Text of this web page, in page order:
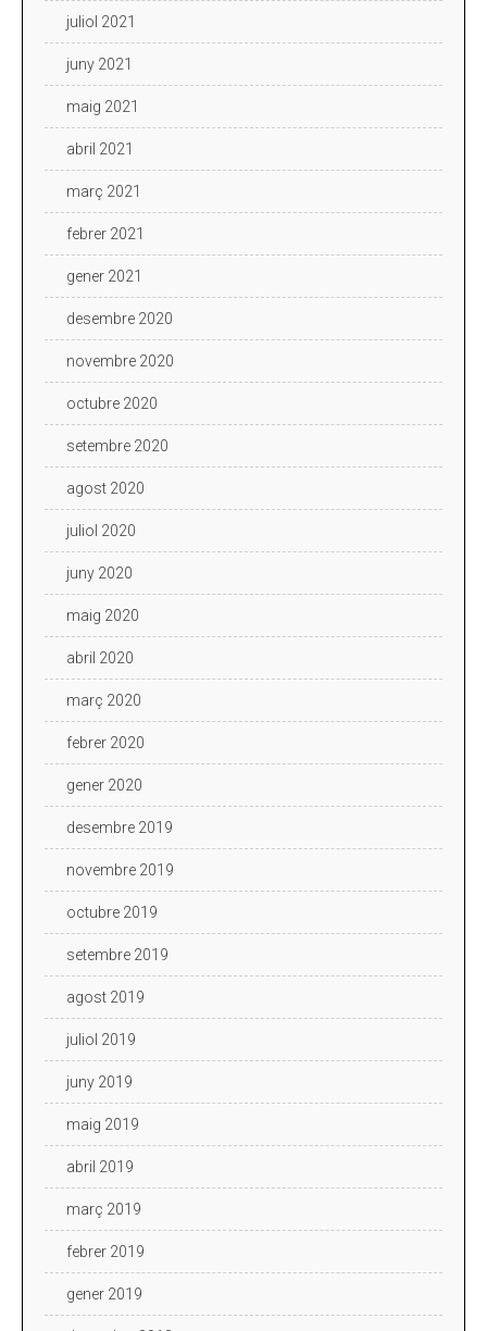
juliol 2021
juny 2021
maig 2021
abril 2021
març 2021
febrer 2021
gener 2021
desembre 2020
novembre 2020
octubre 2020
setembre 2020
agost 2020
juliol 2020
juny 2020
maig 2020
abril 2020
març 2020
febrer 2020
gener 2020
desembre 2019
novembre 2019
octubre 2019
setembre 2019
agost 2019
juliol 2019
juny 2019
maig 2019
abril 2019
març 2019
febrer 2019
gener 2019